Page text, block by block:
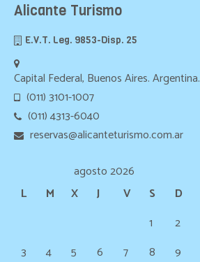
Alicante Turismo
E.V.T. Leg. 9853-Disp. 25
Capital Federal, Buenos Aires. Argentina.
(011) 3101-1007
(011) 4313-6040
reservas@alicanteturismo.com.ar
agosto 2026
L
M X J V S
D
1
2
3
4 5 6 7 8 9